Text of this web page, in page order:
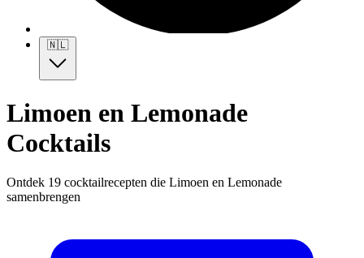
🇳🇱
Limoen en Lemonade
Cocktails
Ontdek 19 cocktailrecepten die Limoen en Lemonade
samenbrengen